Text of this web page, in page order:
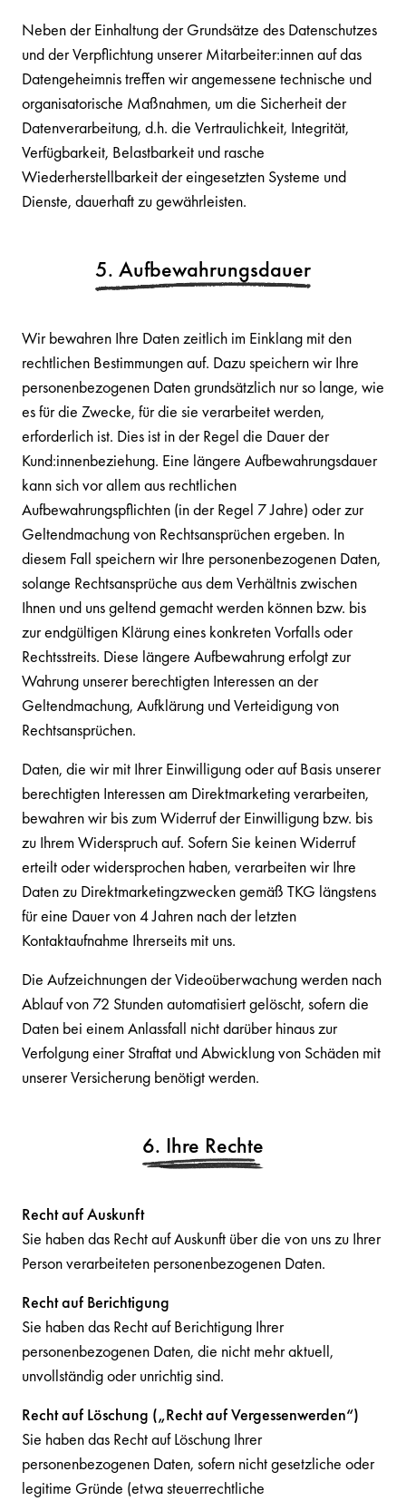
Neben der Einhaltung der Grundsätze des Datenschutzes
und der Verpflichtung unserer Mitarbeiter:innen auf das
Datengeheimnis treffen wir angemessene technische und
organisatorische Maßnahmen, um die Sicherheit der
Datenverarbeitung, d.h. die Vertraulichkeit, Integrität,
Verfügbarkeit, Belastbarkeit und rasche
Wiederherstellbarkeit der eingesetzten Systeme und
Dienste, dauerhaft zu gewährleisten.
5. Aufbewahrungsdauer
Wir bewahren Ihre Daten zeitlich im Einklang mit den
rechtlichen Bestimmungen auf. Dazu speichern wir Ihre
personenbezogenen Daten grundsätzlich nur so lange, wie
es für die Zwecke, für die sie verarbeitet werden,
erforderlich ist. Dies ist in der Regel die Dauer der
Kund:innenbeziehung. Eine längere Aufbewahrungsdauer
kann sich vor allem aus rechtlichen
Aufbewahrungspflichten (in der Regel 7 Jahre) oder zur
Geltendmachung von Rechtsansprüchen ergeben. In
diesem Fall speichern wir Ihre personenbezogenen Daten,
solange Rechtsansprüche aus dem Verhältnis zwischen
Ihnen und uns geltend gemacht werden können bzw. bis
zur endgültigen Klärung eines konkreten Vorfalls oder
Rechtsstreits. Diese längere Aufbewahrung erfolgt zur
Wahrung unserer berechtigten Interessen an der
Geltendmachung, Aufklärung und Verteidigung von
Rechtsansprüchen.
Daten, die wir mit Ihrer Einwilligung oder auf Basis unserer
berechtigten Interessen am Direktmarketing verarbeiten,
bewahren wir bis zum Widerruf der Einwilligung bzw. bis
zu Ihrem Widerspruch auf. Sofern Sie keinen Widerruf
erteilt oder widersprochen haben, verarbeiten wir Ihre
Daten zu Direktmarketingzwecken gemäß TKG längstens
für eine Dauer von 4 Jahren nach der letzten
Kontaktaufnahme Ihrerseits mit uns.
Die Aufzeichnungen der Videoüberwachung werden nach
Ablauf von 72 Stunden automatisiert gelöscht, sofern die
Daten bei einem Anlassfall nicht darüber hinaus zur
Verfolgung einer Straftat und Abwicklung von Schäden mit
unserer Versicherung benötigt werden.
6. Ihre Rechte
Recht auf Auskunft
Sie haben das Recht auf Auskunft über die von uns zu Ihrer
Person verarbeiteten personenbezogenen Daten.
Recht auf Berichtigung
Sie haben das Recht auf Berichtigung Ihrer
personenbezogenen Daten, die nicht mehr aktuell,
unvollständig oder unrichtig sind.
Recht auf Löschung („Recht auf Vergessenwerden“)
Sie haben das Recht auf Löschung Ihrer
personenbezogenen Daten, sofern nicht gesetzliche oder
legitime Gründe (etwa steuerrechtliche